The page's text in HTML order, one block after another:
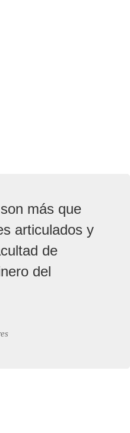
más que
articulados y
de
del